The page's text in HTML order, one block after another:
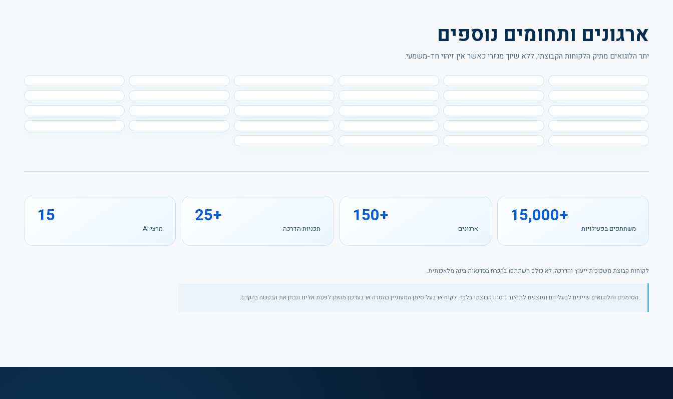
ארגונים ותחומים נוספים
יתר הלוגואים מתיק הלקוחות הקבוצתי, ללא שיוך מגזרי כאשר אין זיהוי חד-משמעי.
15,000+
משתתפים בפעילויות
150+
ארגונים
25+
תכניות הדרכה
15
מרצי AI
לקוחות קבוצת משכוכית ייעוץ והדרכה; לא כולם השתתפו בהכרח בסדנאות בינה מלאכותית.
הסימנים והלוגואים שייכים לבעליהם ומוצגים לתיאור ניסיון קבוצתי בלבד. לקוח או בעל סימן המעוניין בהסרה או בעדכון מוזמן לפנות אלינו ונבחן את הבקשה בהקדם.